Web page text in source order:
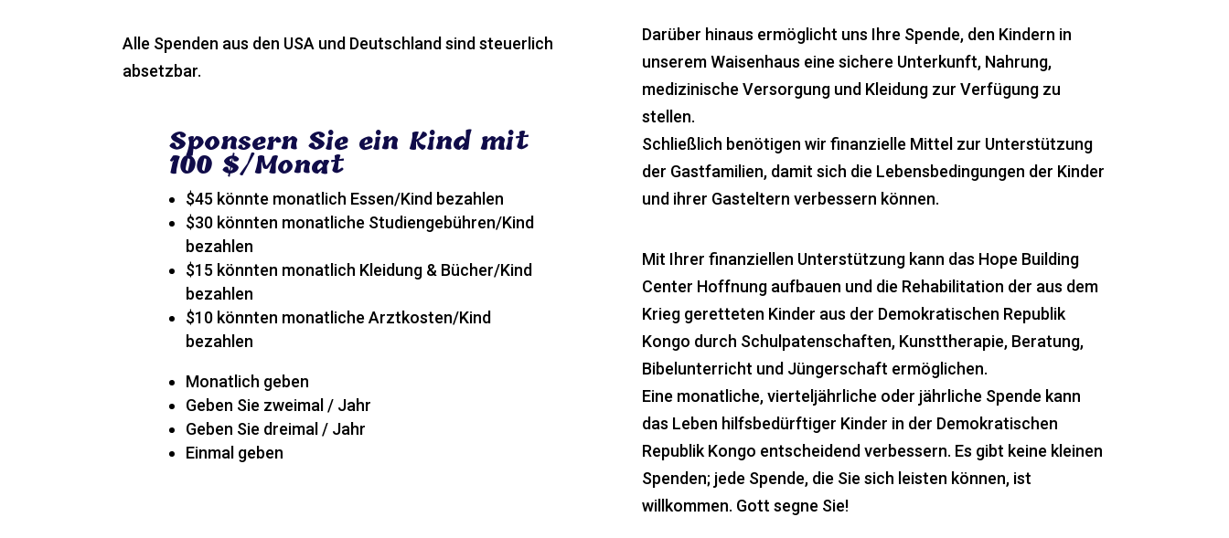
Alle Spenden aus den USA und Deutschland sind steuerlich
absetzbar.
Sponsern Sie ein Kind mit
100 $/Monat
$45 könnte monatlich Essen/Kind bezahlen
$30 könnten monatliche Studiengebühren/Kind
bezahlen
$15 könnten monatlich Kleidung & Bücher/Kind
bezahlen
$10 könnten monatliche Arztkosten/Kind
bezahlen
Monatlich geben
Geben Sie zweimal / Jahr
Geben Sie dreimal / Jahr
Einmal geben
Darüber hinaus ermöglicht uns Ihre Spende, den Kindern in
unserem Waisenhaus eine sichere Unterkunft, Nahrung,
medizinische Versorgung und Kleidung zur Verfügung zu
stellen.
Schließlich benötigen wir finanzielle Mittel zur Unterstützung
der Gastfamilien, damit sich die Lebensbedingungen der Kinder
und ihrer Gasteltern verbessern können.
Mit Ihrer finanziellen Unterstützung kann das Hope Building
Center Hoffnung aufbauen und die Rehabilitation der aus dem
Krieg geretteten Kinder aus der Demokratischen Republik
Kongo durch Schulpatenschaften, Kunsttherapie, Beratung,
Bibelunterricht und Jüngerschaft ermöglichen.
Eine monatliche, vierteljährliche oder jährliche Spende kann
das Leben hilfsbedürftiger Kinder in der Demokratischen
Republik Kongo entscheidend verbessern. Es gibt keine kleinen
Spenden; jede Spende, die Sie sich leisten können, ist
willkommen. Gott segne Sie!